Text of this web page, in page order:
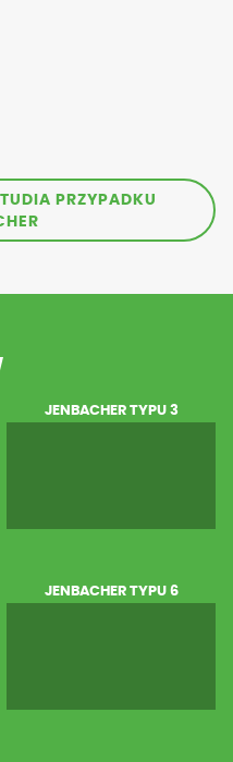
PRZYPADKU
JENBACHER TYPU 3
JENBACHER TYPU 6